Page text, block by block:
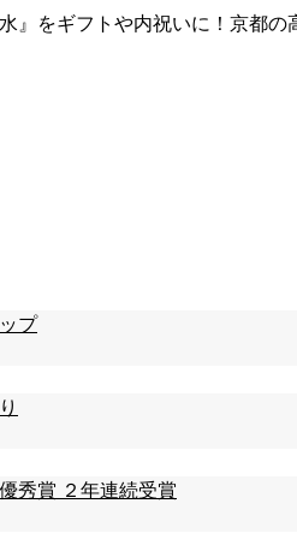
』をギフトや内祝いに！京都の
プ
秀賞 ２年連続受賞